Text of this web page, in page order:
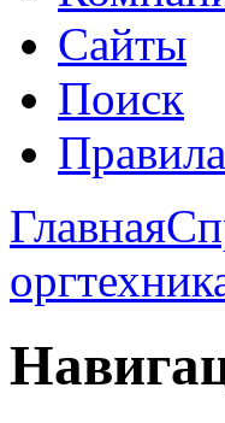
Сайты
Поиск
Правила
Главная